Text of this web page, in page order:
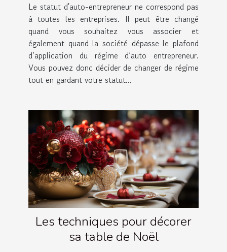
Le statut d'auto-entrepreneur ne correspond pas
à toutes les entreprises. Il peut être changé
quand vous souhaitez vous associer et
également quand la société dépasse le plafond
d’application du régime d’auto entrepreneur.
Vous pouvez donc décider de changer de régime
tout en gardant votre statut...
Les techniques pour décorer
sa table de Noël